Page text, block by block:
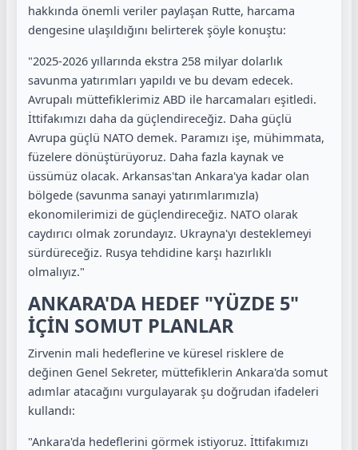
hakkında önemli veriler paylaşan Rutte, harcama
dengesine ulaşıldığını belirterek şöyle konuştu:
"2025-2026 yıllarında ekstra 258 milyar dolarlık
savunma yatırımları yapıldı ve bu devam edecek.
Avrupalı müttefiklerimiz ABD ile harcamaları eşitledi.
İttifakımızı daha da güçlendireceğiz. Daha güçlü
Avrupa güçlü NATO demek. Paramızı işe, mühimmata,
füzelere dönüştürüyoruz. Daha fazla kaynak ve
üssümüz olacak. Arkansas'tan Ankara'ya kadar olan
bölgede (savunma sanayi yatırımlarımızla)
ekonomilerimizi de güçlendireceğiz. NATO olarak
caydırıcı olmak zorundayız. Ukrayna'yı desteklemeyi
sürdüreceğiz. Rusya tehdidine karşı hazırlıklı
olmalıyız."
ANKARA'DA HEDEF "YÜZDE 5"
İÇİN SOMUT PLANLAR
Zirvenin mali hedeflerine ve küresel risklere de
değinen Genel Sekreter, müttefiklerin Ankara'da somut
adımlar atacağını vurgulayarak şu doğrudan ifadeleri
kullandı:
"Ankara'da hedeflerini görmek istiyoruz. İttifakımızı